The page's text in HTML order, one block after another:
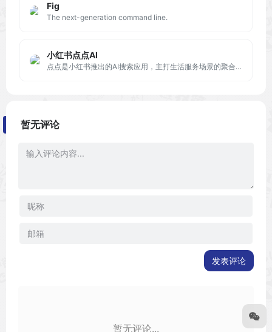
Fig
The next-generation command line.
小红书点点AI
点点是小红书推出的AI搜索应用，主打生活服务场景的聚合搜索。提供生活搜索助手功能，能贴心地帮助用户找到并总结出日常生活中遇到的问题的答案。
暂无评论
发表评论
暂无评论...